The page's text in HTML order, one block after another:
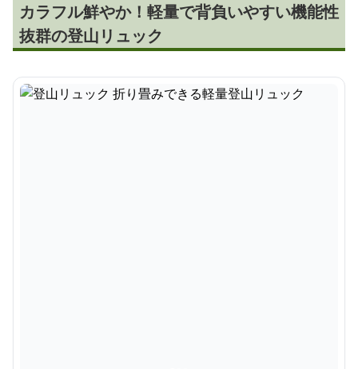
カラフル鮮やか！軽量で背負いやすい機能性
抜群の登山リュック